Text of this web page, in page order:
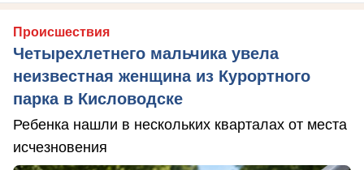
Происшествия
Четырехлетнего мальчика увела
неизвестная женщина из Курортного
парка в Кисловодске
Ребенка нашли в нескольких кварталах от места
исчезновения